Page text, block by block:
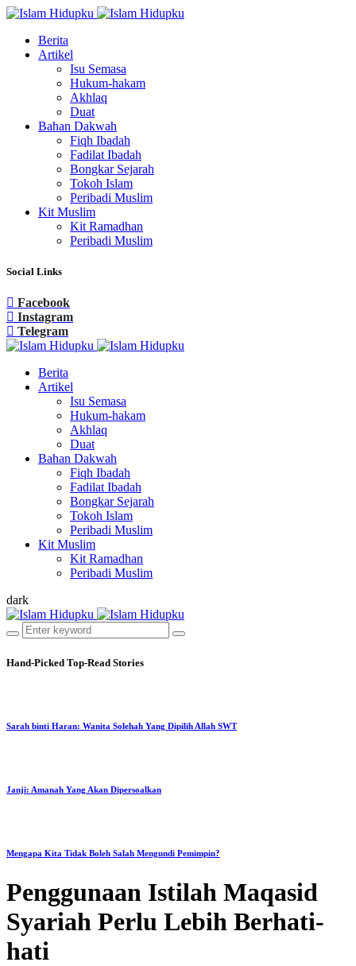
Berita
Artikel
Isu Semasa
Hukum-hakam
Akhlaq
Duat
Bahan Dakwah
Fiqh Ibadah
Fadilat Ibadah
Bongkar Sejarah
Tokoh Islam
Peribadi Muslim
Kit Muslim
Kit Ramadhan
Peribadi Muslim
Social Links
Facebook
Instagram
Telegram
Berita
Artikel
Isu Semasa
Hukum-hakam
Akhlaq
Duat
Bahan Dakwah
Fiqh Ibadah
Fadilat Ibadah
Bongkar Sejarah
Tokoh Islam
Peribadi Muslim
Kit Muslim
Kit Ramadhan
Peribadi Muslim
dark
Hand-Picked Top-Read Stories
Sarah binti Haran: Wanita Solehah Yang Dipilih Allah SWT
Janji: Amanah Yang Akan Dipersoalkan
Mengapa Kita Tidak Boleh Salah Mengundi Pemimpin?
Penggunaan Istilah Maqasid
Syariah Perlu Lebih Berhati-
hati